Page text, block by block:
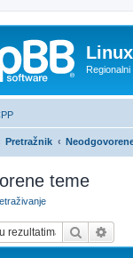
Pretražnik
teme
Pretražnik